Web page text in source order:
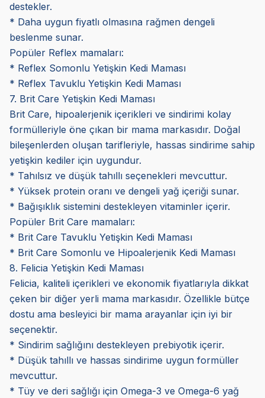
destekler.
* Daha uygun fiyatlı olmasına rağmen dengeli
beslenme sunar.
Popüler Reflex mamaları:
* Reflex Somonlu Yetişkin Kedi Maması
* Reflex Tavuklu Yetişkin Kedi Maması
7. Brit Care Yetişkin Kedi Maması
Brit Care, hipoalerjenik içerikleri ve sindirimi kolay
formülleriyle öne çıkan bir mama markasıdır. Doğal
bileşenlerden oluşan tarifleriyle, hassas sindirime sahip
yetişkin kediler için uygundur.
* Tahılsız ve düşük tahıllı seçenekleri mevcuttur.
* Yüksek protein oranı ve dengeli yağ içeriği sunar.
* Bağışıklık sistemini destekleyen vitaminler içerir.
Popüler Brit Care mamaları:
* Brit Care Tavuklu Yetişkin Kedi Maması
* Brit Care Somonlu ve Hipoalerjenik Kedi Maması
8. Felicia Yetişkin Kedi Maması
Felicia, kaliteli içerikleri ve ekonomik fiyatlarıyla dikkat
çeken bir diğer yerli mama markasıdır. Özellikle bütçe
dostu ama besleyici bir mama arayanlar için iyi bir
seçenektir.
* Sindirim sağlığını destekleyen prebiyotik içerir.
* Düşük tahıllı ve hassas sindirime uygun formüller
mevcuttur.
* Tüy ve deri sağlığı için Omega-3 ve Omega-6 yağ